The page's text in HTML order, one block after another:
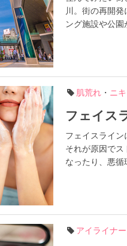
川。街の再開
ング施設や公
肌荒れ ・ ニ
フェイス
フェイスライン
それが原因で
なったり、悪
アイライナー